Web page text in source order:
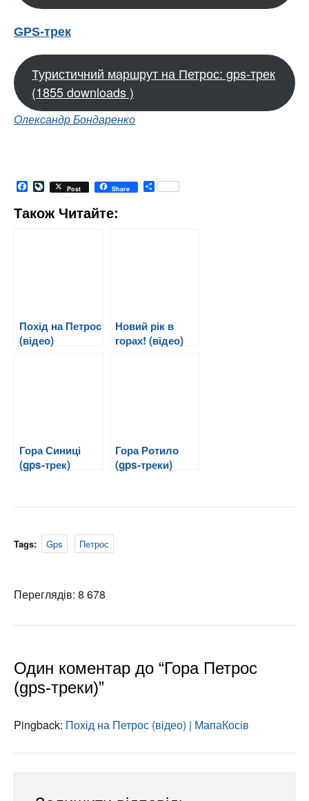
GPS-трек
Туристичний маршрут на Петрос: gps-трек
(1855 downloads )
Олександр Бондаренко
Facebook
LiveJournal
Post Share Share
Також Читайте:
Похід на Петрос
(відео)
Новий рік в
горах! (відео)
Гора Синиці
(gps-трек)
Гора Ротило
(gps-треки)
Tags: Gps Петрос
Переглядів: 8 678
Один коментар до “Гора Петрос
(gps-треки)”
Pingback: Похід на Петрос (відео) | МапаКосів